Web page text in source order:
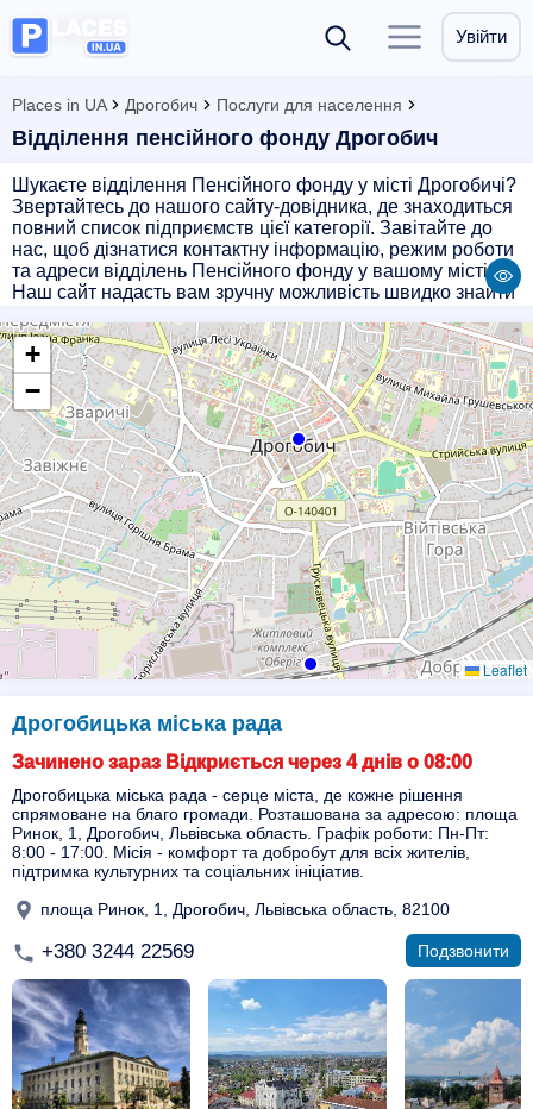
Увійти
Places in UA Дрогобич Послуги для населення
Відділення пенсійного фонду Дрогобич
Шукаєте відділення Пенсійного фонду у місті Дрогобичі?
Звертайтесь до нашого сайту-довідника, де знаходиться
повний список підприємств цієї категорії. Завітайте до
нас, щоб дізнатися контактну інформацію, режим роботи
та адреси відділень Пенсійного фонду у вашому місті.
Наш сайт надасть вам зручну можливість швидко знайти
Пенсійного фонду без зайвих турбот.
+
−
Leaflet
Дрогобицька міська рада
Зачинено зараз Відкриється через 4 днів о 08:00
Дрогобицька міська рада - серце міста, де кожне рішення
спрямоване на благо громади. Розташована за адресою: площа
Ринок, 1, Дрогобич, Львівська область. Графік роботи: Пн-Пт:
8:00 - 17:00. Місія - комфорт та добробут для всіх жителів,
підтримка культурних та соціальних ініціатив.
площа Ринок, 1, Дрогобич, Львівська область, 82100
+380 3244 22569 Подзвонити